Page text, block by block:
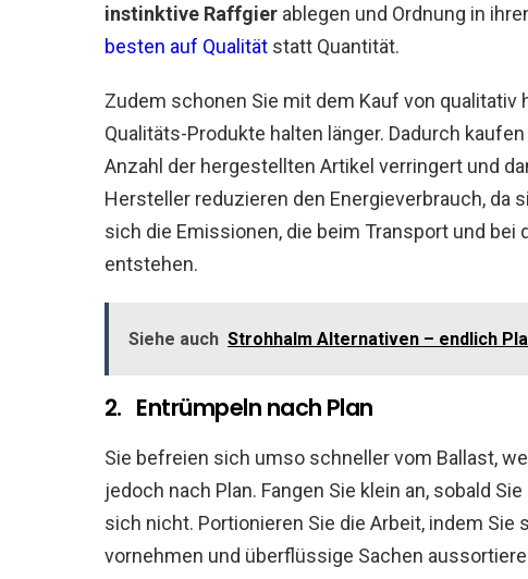
instinktive Raffgier ablegen und Ordnung in
besten auf Qualität statt Quantität.
Zudem schonen Sie mit dem Kauf von qualitativ
Qualitäts-Produkte halten länger. Dadurch
Anzahl der hergestellten Artikel verringert und
Hersteller reduzieren den Energieverbrauch, da
sich die Emissionen, die beim Transport und
entstehen.
Siehe auch Strohhalm Alternativen – endlich
2. Entrümpeln nach Plan
Sie befreien sich umso schneller vom Ballast,
jedoch nach Plan. Fangen Sie klein an, sobald Sie
sich nicht. Portionieren Sie die Arbeit, indem Sie
vornehmen und überflüssige Sachen